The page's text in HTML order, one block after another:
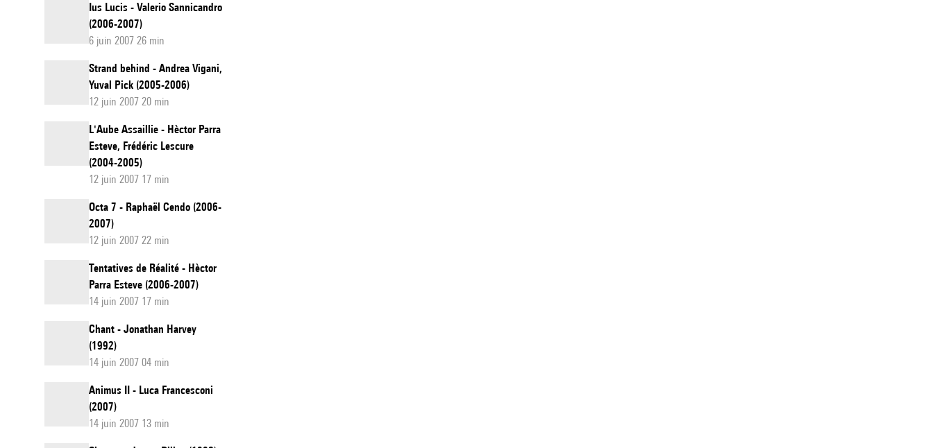
Ius Lucis - Valerio Sannicandro
(2006-2007)
6 juin 2007 26 min
Strand behind - Andrea Vigani,
Yuval Pick (2005-2006)
12 juin 2007 20 min
L'Aube Assaillie - Hèctor Parra
Esteve, Frédéric Lescure
(2004-2005)
12 juin 2007 17 min
Octa 7 - Raphaël Cendo (2006-
2007)
12 juin 2007 22 min
Tentatives de Réalité - Hèctor
Parra Esteve (2006-2007)
14 juin 2007 17 min
Chant - Jonathan Harvey
(1992)
14 juin 2007 04 min
Animus II - Luca Francesconi
(2007)
14 juin 2007 13 min